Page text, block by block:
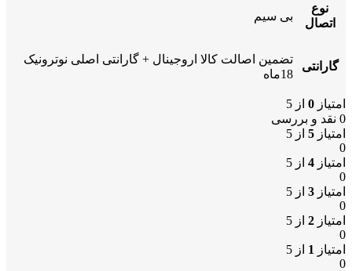
نوع
اتصال
بی سیم
گارانتی
تضمین اصالت کالا اروجینال + گارانتی اصلی نوترونیک
18ماه
امتیاز 0 از 5
0 نقد و بررسی
امتیاز 5 از 5
0
امتیاز 4 از 5
0
امتیاز 3 از 5
0
امتیاز 2 از 5
0
امتیاز 1 از 5
0